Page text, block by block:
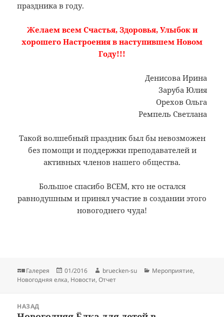
праздника в году.
Желаем всем Счастья, Здоровья, Улыбок и
хорошего Настроения в наступившем Новом
Году!!!
Денисова Ирина
Заруба Юлия
Орехов Ольга
Ремпель Светлана
Такой волшебный праздник был бы невозможен
без помощи и поддержки преподавателей и
активных членов нашего общества.
Большое спасибо ВСЕМ, кто не остался
равнодушным и принял участие в создании этого
новогоднего чуда!
Формат
Галерея Опубликовано
01/2016 Автор
bruecken-su Рубрики
Мероприятие,
Новогодняя елка, Новости,Отчет
НАЗАД